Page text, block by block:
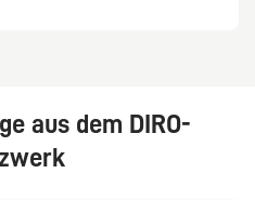
aus dem DIRO-